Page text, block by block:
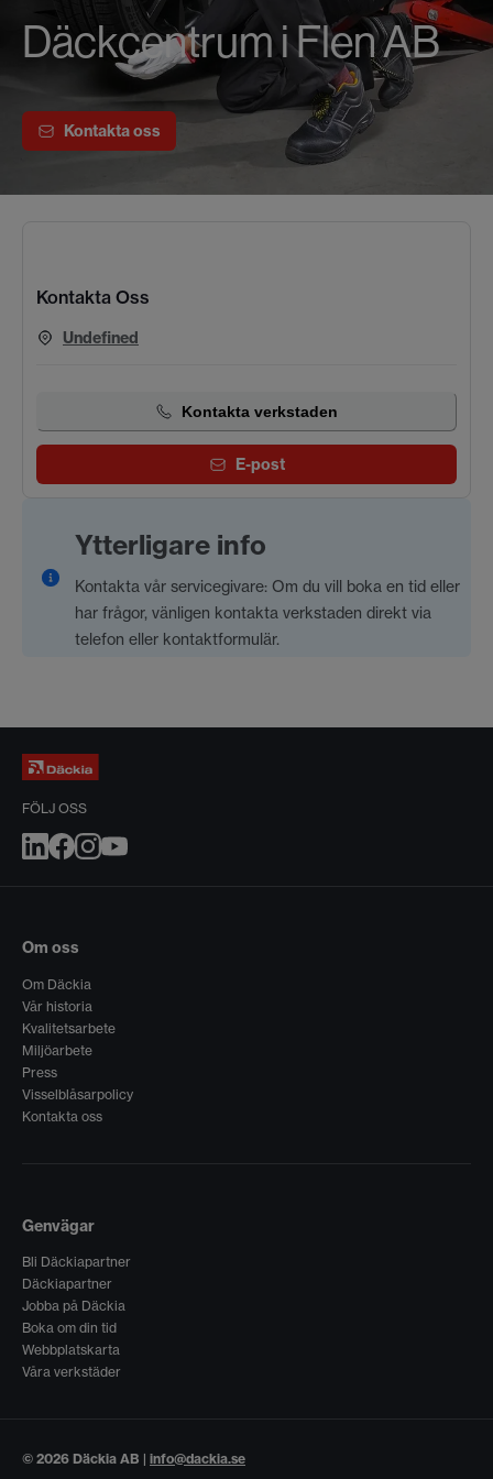
Däckcentrum i Flen AB
Kontakta oss
Ytterligare info
Kontakta vår servicegivare: Om du vill boka en tid eller
har frågor, vänligen kontakta verkstaden direkt via
telefon eller kontaktformulär.
Kontakta Oss
Undefined
Kontakta verkstaden
E-post
FÖLJ OSS
Om oss
Om Däckia
Vår historia
Kvalitetsarbete
Miljöarbete
Press
Visselblåsarpolicy
Kontakta oss
Genvägar
Bli Däckiapartner
Däckiapartner
Jobba på Däckia
Boka om din tid
Webbplatskarta
Våra verkstäder
© 2026 Däckia AB | info@dackia.se